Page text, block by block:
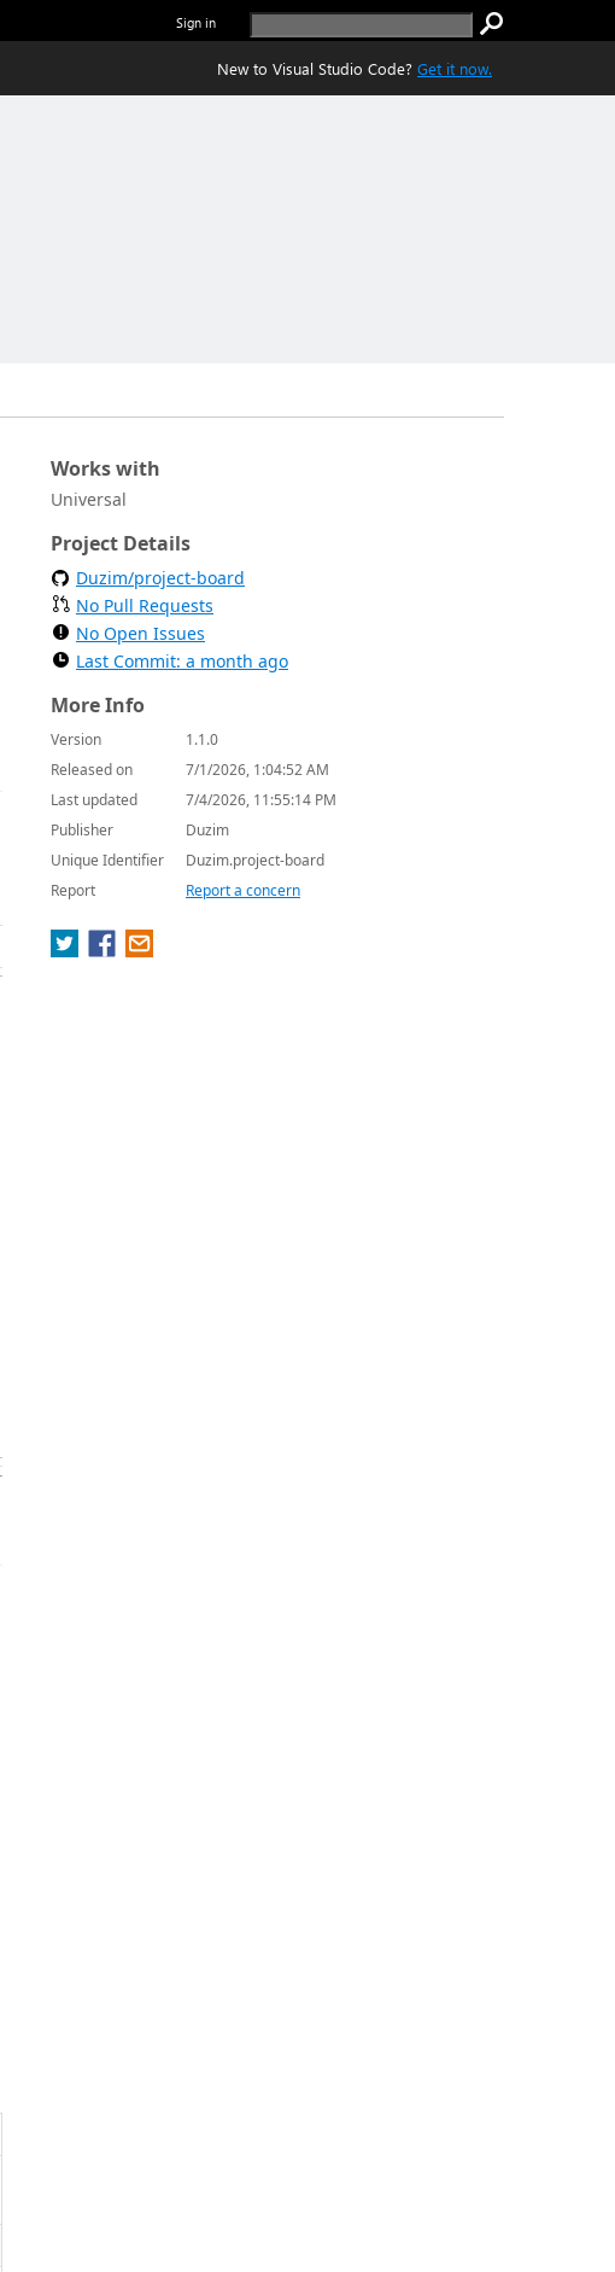
Sign in
New to Visual Studio Code? Get it now.
Works with
Universal
Project Details
Duzim/project-board
No Pull Requests
No Open Issues
Last Commit: a month ago
More Info
Version
1.1.0
Released on
7/1/2026, 1:04:52 AM
Last updated
7/4/2026, 11:55:14 PM
Publisher
Duzim
Unique Identifier
Duzim.project-board
Report
Report a concern